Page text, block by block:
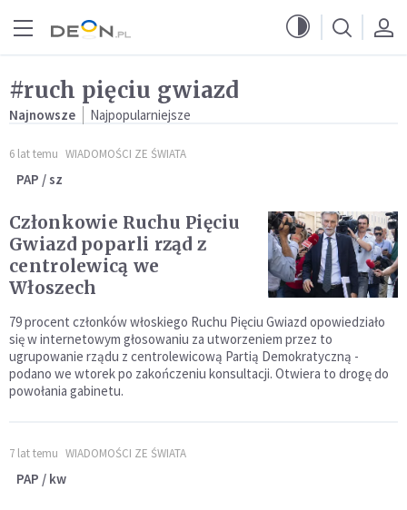
#ruch pięciu gwiazd
Najnowsze Najpopularniejsze
6 lat temu WIADOMOŚCI ZE ŚWIATA
PAP / sz
Członkowie Ruchu Pięciu
Gwiazd poparli rząd z
centrolewicą we
Włoszech
79 procent członków włoskiego Ruchu Pięciu Gwiazd opowiedziało
się w internetowym głosowaniu za utworzeniem przez to
ugrupowanie rządu z centrolewicową Partią Demokratyczną -
podano we wtorek po zakończeniu konsultacji. Otwiera to drogę do
powołania gabinetu.
7 lat temu WIADOMOŚCI ZE ŚWIATA
PAP / kw